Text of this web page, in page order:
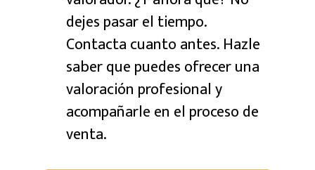
dejes pasar el tiempo.
Contacta cuanto antes. Hazle
saber que puedes ofrecer una
valoración profesional y
acompañarle en el proceso de
venta.